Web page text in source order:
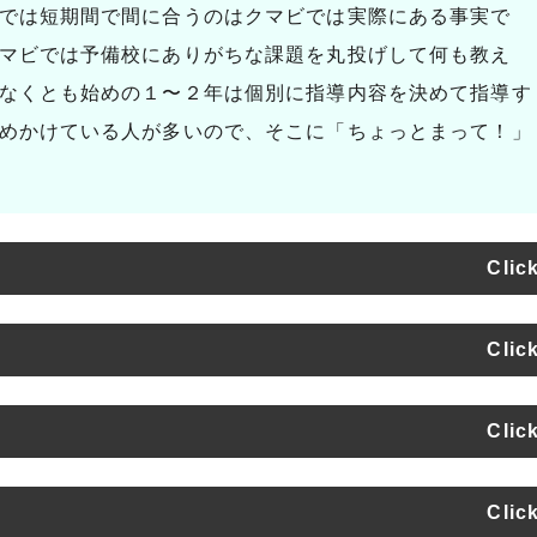
は短期間で間に合うのはクマビでは実際にある事実で
ビでは予備校にありがちな課題を丸投げして何も教え
くとも始めの１〜２年は個別に指導内容を決めて指導す
かけている人が多いので、そこに「ちょっとまって！」
Click
Click
は法則があります。
Click
々です。大体の人が進路を決めるのは高校３年生にな
Click